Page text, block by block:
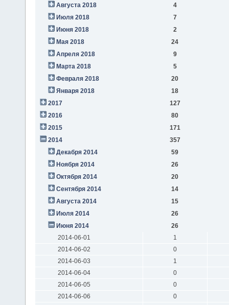
Августа 2018
4
Июля 2018
7
Июня 2018
2
Мая 2018
24
Апреля 2018
9
Марта 2018
5
Февраля 2018
20
Января 2018
18
2017
127
2016
80
2015
171
2014
357
Декабря 2014
59
Ноября 2014
26
Октября 2014
20
Сентября 2014
14
Августа 2014
15
Июля 2014
26
Июня 2014
26
2014-06-01
1
2014-06-02
0
2014-06-03
1
2014-06-04
0
2014-06-05
0
2014-06-06
0